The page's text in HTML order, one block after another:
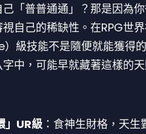
「普普通通」？那是因為
自己的稀缺性。在RPG世
級技能不是隨便就能獲得
中，可能早就藏著這樣的
」UR級 ：食神生財格，天生